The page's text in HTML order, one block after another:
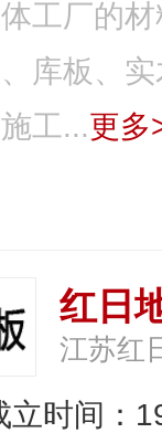
工厂的
库板、
工...更多
红日
江苏红
立时间：